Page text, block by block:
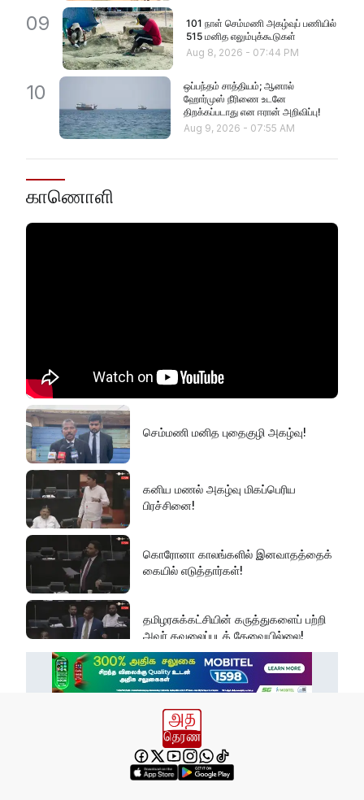
09
101 நாள் செம்மணி அகழ்வுப் பணியில்
515 மனித எலும்புக்கூடுகள்
Aug 8, 2026 - 07:44 PM
10
ஒப்பந்தம் சாத்தியம்; ஆனால்
ஹோர்முஸ் நீரிணை உடனே
திறக்கப்படாது என ஈரான் அறிவிப்பு!
Aug 9, 2026 - 07:55 AM
காணொளி
செம்மணி மனித புதைகுழி அகழ்வு!
கனிய மணல் அகழ்வு மிகப்பெரிய
பிரச்சினை!
கொரோனா காலங்களில் இனவாதத்தைக்
கையில் எடுத்தார்கள்!
தமிழரசுக்கட்சியின் கருத்துகளைப் பற்றி
அவர் கவலைப்படத் தேவையில்லை!
இது அதனுடன் சம்பந்தப்பட்ட கேள்விதான்
பல மாணவர்களின் எதிர்காலம்
நாசமாகிறது!